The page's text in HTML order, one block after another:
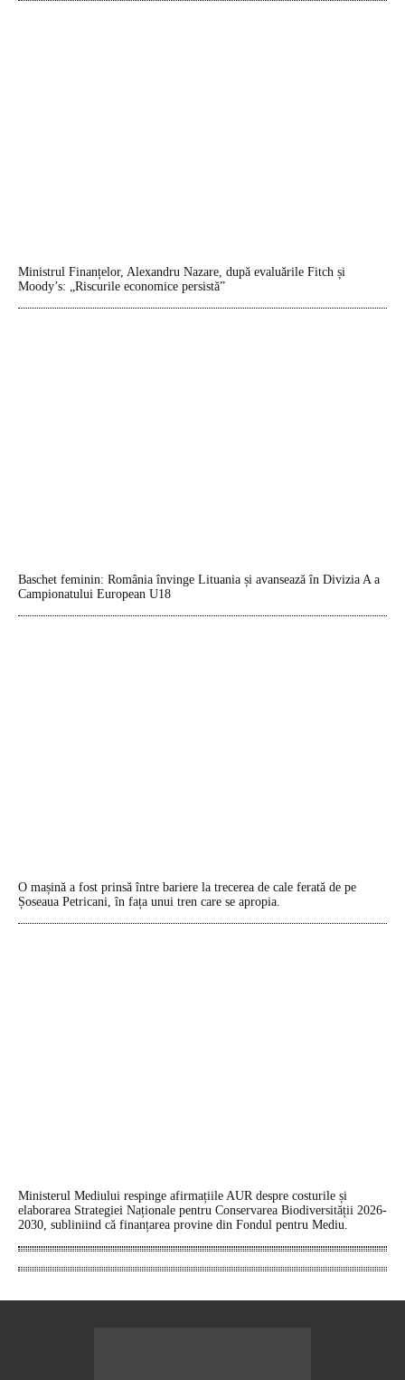
Ministrul Finanțelor, Alexandru Nazare, după evaluările Fitch și
Moody’s: „Riscurile economice persistă”
Baschet feminin: România învinge Lituania și avansează în Divizia A a
Campionatului European U18
O mașină a fost prinsă între bariere la trecerea de cale ferată de pe
Șoseaua Petricani, în fața unui tren care se apropia.
Ministerul Mediului respinge afirmațiile AUR despre costurile și
elaborarea Strategiei Naționale pentru Conservarea Biodiversității 2026-
2030, subliniind că finanțarea provine din Fondul pentru Mediu.